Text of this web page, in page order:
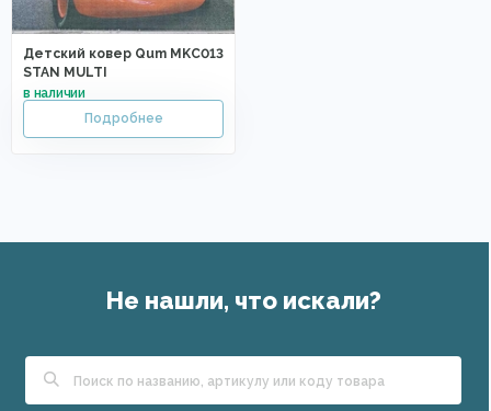
Детский ковер Qum MKC013
STAN MULTI
Не нашли, что искали?